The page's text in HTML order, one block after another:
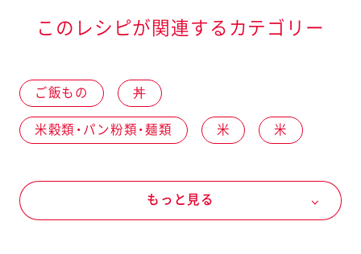
このレシピが関連するカテゴリー
ご飯もの 丼
米穀類・パン粉類・麺類 米 米
秋の野菜
もっと見る